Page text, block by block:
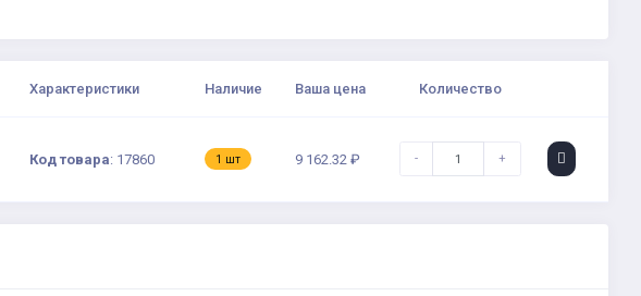
Характеристики Наличие Ваша цена Количество
Код товара: 17860 1 шт 9 162.32 ₽ - +